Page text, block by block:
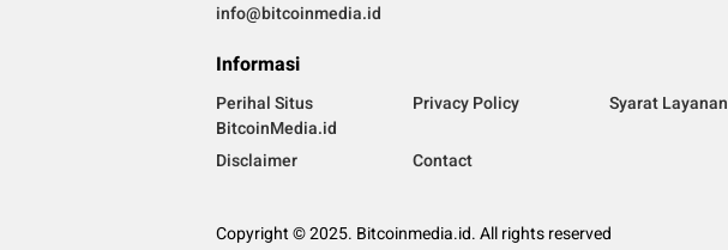
info@bitcoinmedia.id
Informasi
Perihal Situs
BitcoinMedia.id
Privacy Policy Syarat Layanan
Disclaimer Contact
Copyright © 2025. Bitcoinmedia.id. All rights reserved